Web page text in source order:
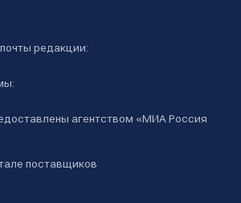
редакции:
агентством «МИА Россия
поставщиков